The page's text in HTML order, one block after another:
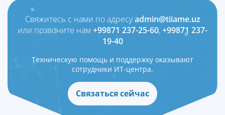
Свяжитесь с нами по адресуadmin@tiiame.uz
или позвоните нам +99871 237-25-60,+99871 237-
19-40
Техническую помощь и поддержку оказывают
сотрудники ИТ-центра.
Связаться сейчас